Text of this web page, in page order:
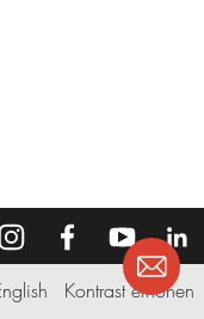
Kontrast erhöhen